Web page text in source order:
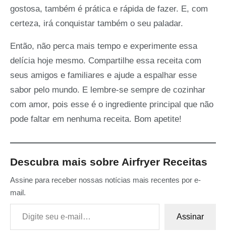
gostosa, também é prática e rápida de fazer. E, com
certeza, irá conquistar também o seu paladar.
Então, não perca mais tempo e experimente essa
delícia hoje mesmo. Compartilhe essa receita com
seus amigos e familiares e ajude a espalhar esse
sabor pelo mundo. E lembre-se sempre de cozinhar
com amor, pois esse é o ingrediente principal que não
pode faltar em nenhuma receita. Bom apetite!
Descubra mais sobre Airfryer Receitas
Assine para receber nossas notícias mais recentes por e-
mail.
Digite seu e-mail…
Assinar